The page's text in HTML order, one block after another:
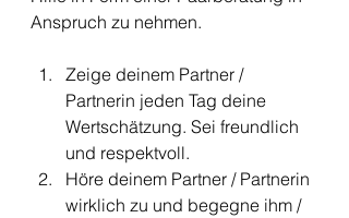
Anspruch zu nehmen.
Zeige deinem Partner /
Partnerin jeden Tag deine
Wertschätzung. Sei freundlich
und respektvoll.
Höre deinem Partner / Partnerin
wirklich zu und begegne ihm /